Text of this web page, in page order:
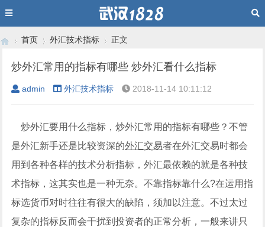
›
首页
›
外汇技术指标
›
正文
炒外汇常用的指标有哪些 炒外汇看什么指标
admin 外汇技术指标 2018-11-14 10:11:12
炒外汇要用什么指标，炒外汇常用的指标有哪些？不管
是外汇新手还是比较资深的外汇交易者在外汇交易时都会
用到各种各样的技术分析指标，外汇最依赖的就是各种技
术指标，这其实也是一种无奈。不靠指标靠什么?在运用指
标选货币对时往往有很大的缺陷，须加以注意。不过太过
复杂的指标反而会干扰到投资者的正常分析，一般来讲只